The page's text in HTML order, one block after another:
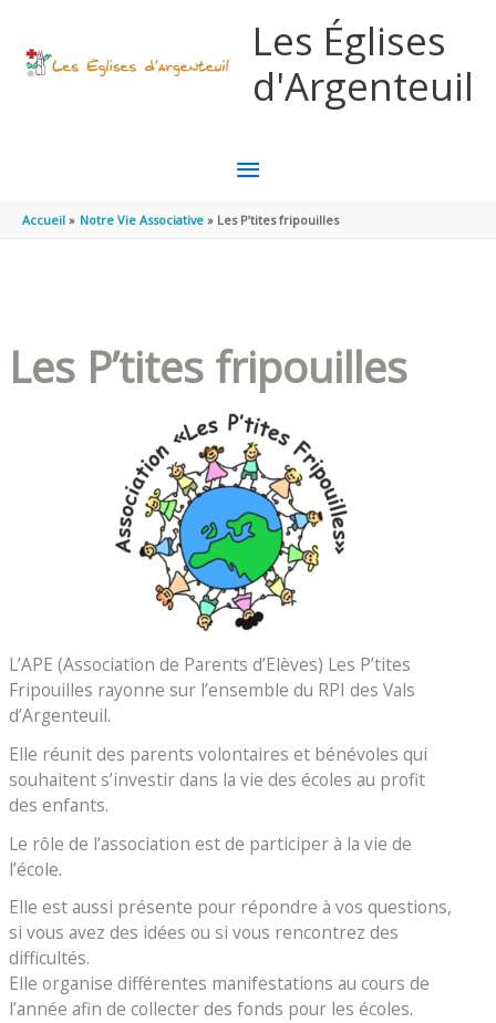
Les Églises
d'Argenteuil
MENU
PRINCIPAL
Accueil Notre Vie Associative Les P’tites fripouilles
Les P’tites fripouilles
L’APE (Association de Parents d’Elèves) Les P’tites
Fripouilles rayonne sur l’ensemble du RPI des Vals
d’Argenteuil.
Elle réunit des parents volontaires et bénévoles qui
souhaitent s’investir dans la vie des écoles au profit
des enfants.
Le rôle de l’association est de participer à la vie de
l’école.
Elle est aussi présente pour répondre à vos questions,
si vous avez des idées ou si vous rencontrez des
difficultés.
Elle organise différentes manifestations au cours de
l’année afin de collecter des fonds pour les écoles.